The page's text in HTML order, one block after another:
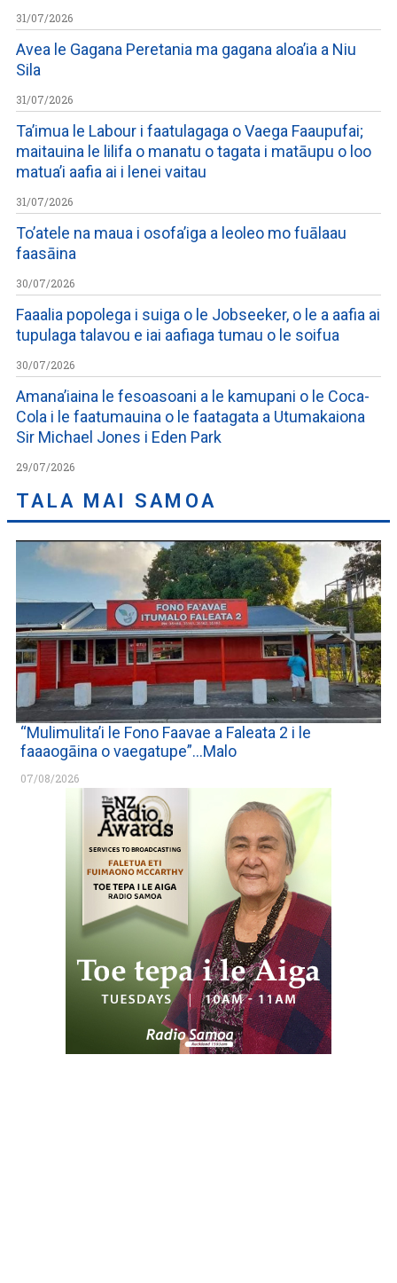
31/07/2026
Avea le Gagana Peretania ma gagana aloa’ia a Niu
Sila
31/07/2026
Ta’imua le Labour i faatulagaga o Vaega Faaupufai;
maitauina le lilifa o manatu o tagata i matāupu o loo
matua’i aafia ai i lenei vaitau
31/07/2026
To’atele na maua i osofa’iga a leoleo mo fuālaau
faasāina
30/07/2026
Faaalia popolega i suiga o le Jobseeker, o le a aafia ai
tupulaga talavou e iai aafiaga tumau o le soifua
30/07/2026
Amana’iaina le fesoasoani a le kamupani o le Coca-
Cola i le faatumauina o le faatagata a Utumakaiona
Sir Michael Jones i Eden Park
29/07/2026
TALA MAI SAMOA
“Mulimulita’i le Fono Faavae a Faleata 2 i le
faaaogāina o vaegatupe”…Malo
07/08/2026